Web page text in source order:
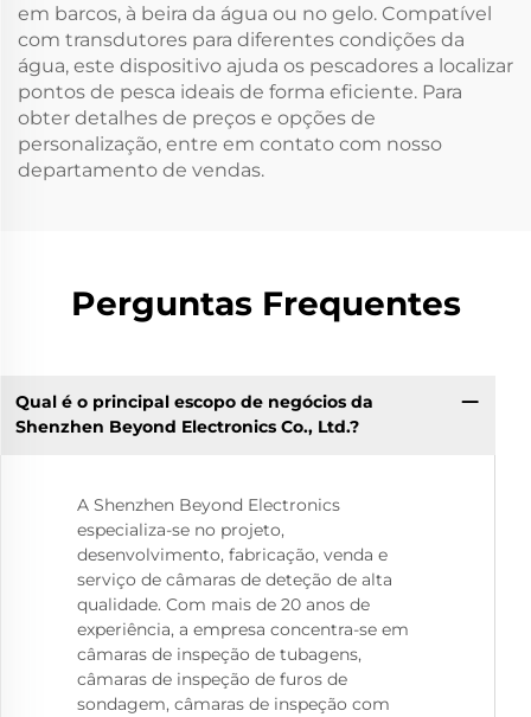
em barcos, à beira da água ou no gelo. Compatível
com transdutores para diferentes condições da
água, este dispositivo ajuda os pescadores a localizar
pontos de pesca ideais de forma eficiente. Para
obter detalhes de preços e opções de
personalização, entre em contato com nosso
departamento de vendas.
Perguntas Frequentes
Qual é o principal escopo de negócios da
Shenzhen Beyond Electronics Co., Ltd.?
A Shenzhen Beyond Electronics
especializa-se no projeto,
desenvolvimento, fabricação, venda e
serviço de câmaras de deteção de alta
qualidade. Com mais de 20 anos de
experiência, a empresa concentra-se em
câmaras de inspeção de tubagens,
câmaras de inspeção de furos de
sondagem, câmaras de inspeção com